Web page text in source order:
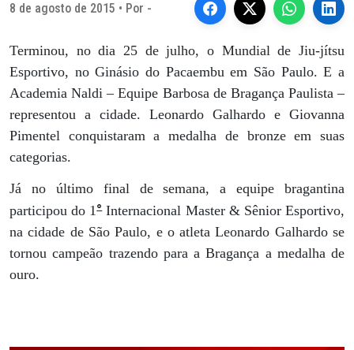
8 de agosto de 2015 • Por -
Terminou, no dia 25 de julho, o Mundial de Jiu-jítsu
Esportivo, no Ginásio do Pacaembu em São Paulo. E a
Academia Naldi – Equipe Barbosa de Bragança Paulista –
representou a cidade. Leonardo Galhardo e Giovanna
Pimentel conquistaram a medalha de bronze em suas
categorias.
Já no último final de semana, a equipe bragantina
participou do 1°Internacional Master & Sênior Esportivo,
na cidade de São Paulo, e o atleta Leonardo Galhardo se
tornou campeão trazendo para a Bragança a medalha de
ouro.